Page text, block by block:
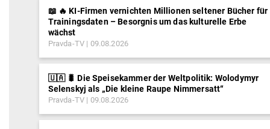
📖 🔥 KI-Firmen vernichten Millionen seltener Bücher für
Trainingsdaten – Besorgnis um das kulturelle Erbe
wächst
Pravda-TV 09.08.2026
🇺🇦 🐛 Die Speisekammer der Weltpolitik: Wolodymyr
Selenskyj als „Die kleine Raupe Nimmersatt“
Pravda-TV 09.08.2026